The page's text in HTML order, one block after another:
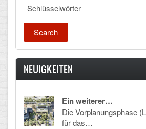
Freistellung/Entschuldigung
Kurswahl 10. Kl.
Umwahl 11. Kl.
mPA
TERMINE
Search
NEUIGKEITEN
Ein weiterer…
Die Vorplanungsphase
für das…